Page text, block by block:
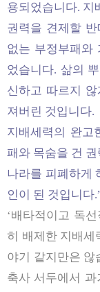
용되었습니다. 지
권력을 견제할
없는 부정부패와
었습니다. 삶의
신하고 따르지
져버린 것입니다.
지배세력의 완고
패와 목숨을 건
나라를 피폐하게
인이 된 것입니다
‘배타적이고 독
히 배제한 지배세
야기 같지만은 않
축사 서두에서